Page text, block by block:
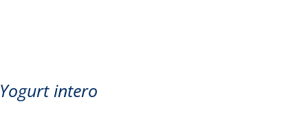
Yogurt intero